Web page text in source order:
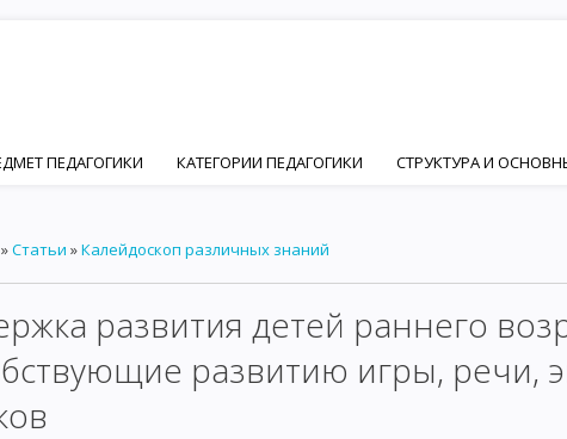
ПЕДАГОГИКИ КАТЕГОРИИ ПЕДАГОГИКИ СТРУКТУРА И
И ПЕДАГОГИЧЕСКОЙ НАУК ОСНОВНЫЕ ПСИХИЧЕСКИЕ ЧЕРТЫ ЛИЧНОСТИ
ФАКТОР ФОРМИРОВАНИЯ ЛИЧНОСТИ – ПОНЯТИЕ
»Статьи »Калейдоскоп различных знаний
развития детей раннего
развитию игры, речи,